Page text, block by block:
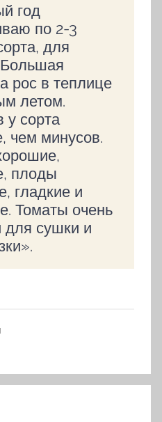
год
по 2-3
для
рос в теплице
летом.
сорта
чем минусов.
плоды
гладкие и
Томаты очень
сушки и